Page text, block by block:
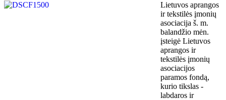
Lietuvos aprangos
ir tekstilės įmonių
asociacija š. m.
balandžio mėn.
įsteigė Lietuvos
aprangos ir
tekstilės įmonių
asociacijos
paramos fondą,
kurio tikslas -
labdaros ir